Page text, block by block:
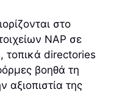
στο
NAP σε
τοπικά directories
βοηθά τη
αξιοπιστία της